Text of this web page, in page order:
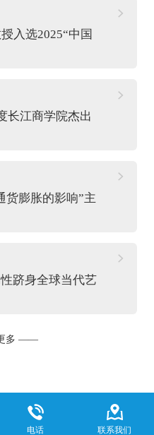
入选2025“中国
长江商学院杰出
货膨胀的影响”主
跻身全球当代艺
多 ——
电话 联系我们